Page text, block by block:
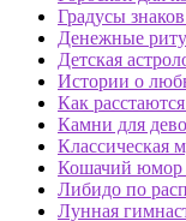
Градусы
Денежные
Детская
Истории о
Как
Камни для
Классическая
Кошачий юмор
Либидо по
Лунная